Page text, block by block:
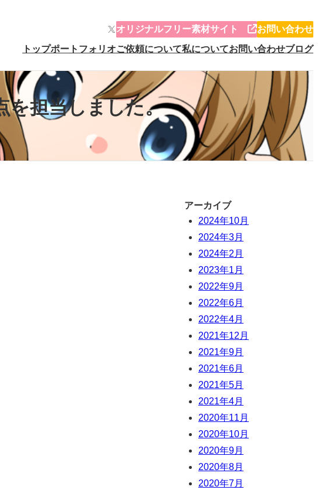
X オリジナルフリー素材サイト
お問い合わせ
トップポートフォリオご依頼について私についてお問い合わせブログ
を担当しました。
アーカイブ
2024年10月
2024年3月
2024年2月
2023年1月
2022年9月
2022年6月
2022年4月
2021年12月
2021年9月
2021年6月
2021年5月
2021年4月
2020年11月
2020年10月
2020年9月
2020年8月
2020年7月